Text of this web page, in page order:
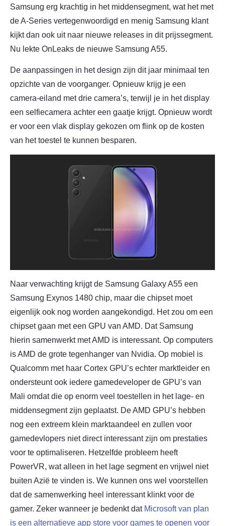
Samsung erg krachtig in het middensegment, wat het met
de A-Series vertegenwoordigd en menig Samsung klant
kijkt dan ook uit naar nieuwe releases in dit prijssegment.
Nu lekte OnLeaks de nieuwe Samsung A55.
De aanpassingen in het design zijn dit jaar minimaal ten
opzichte van de voorganger. Opnieuw krijg je een
camera-eiland met drie camera’s, terwijl je in het display
een selfiecamera achter een gaatje krijgt. Opnieuw wordt
er voor een vlak display gekozen om flink op de kosten
van het toestel te kunnen besparen.
Naar verwachting krijgt de Samsung Galaxy A55 een
Samsung Exynos 1480 chip, maar die chipset moet
eigenlijk ook nog worden aangekondigd. Het zou om een
chipset gaan met een GPU van AMD. Dat Samsung
hierin samenwerkt met AMD is interessant. Op computers
is AMD de grote tegenhanger van Nvidia. Op mobiel is
Qualcomm met haar Cortex GPU’s echter marktleider en
ondersteunt ook iedere gamedeveloper de GPU’s van
Mali omdat die op enorm veel toestellen in het lage- en
middensegment zijn geplaatst. De AMD GPU’s hebben
nog een extreem klein marktaandeel en zullen voor
gamedevlopers niet direct interessant zijn om prestaties
voor te optimaliseren. Hetzelfde probleem heeft
PowerVR, wat alleen in het lage segment en vrijwel niet
buiten Azië te vinden is. We kunnen ons wel voorstellen
dat de samenwerking heel interessant klinkt voor de
gamer. Zeker wanneer je bedenkt dat Microsoft van plan
is een alternatieve app store voor games te openen voor